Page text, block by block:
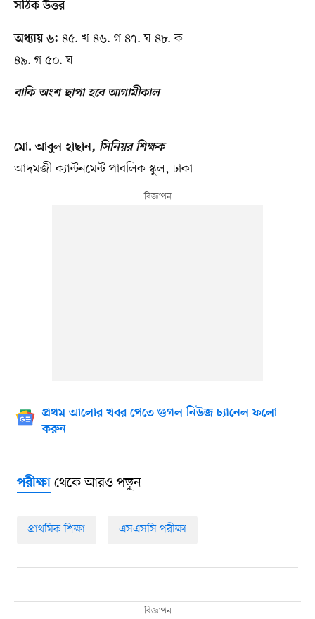
সঠিক উত্তর
অধ্যায় ৬: ৪৫. খ ৪৬. গ ৪৭. ঘ ৪৮. ক
৪৯. গ ৫০. ঘ
বাকি অংশ ছাপা হবে আগামীকাল
মো. আবুল হাছান, সিনিয়র শিক্ষক
আদমজী ক্যান্টনমেন্ট পাবলিক স্কুল, ঢাকা
প্রথম আলোর খবর পেতে গুগল নিউজ চ্যানেল ফলো
করুন
পরীক্ষাথেকে আরও পড়ুন
প্রাথমিক শিক্ষা এসএসসি পরীক্ষা